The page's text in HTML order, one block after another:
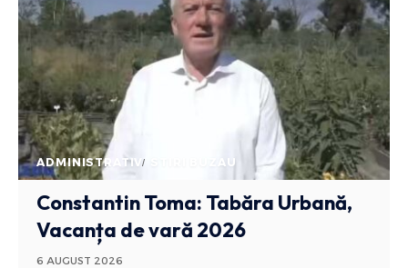
ADMINISTRATIV STIRI BUZAU
Constantin Toma: Tabăra Urbană,
Vacanța de vară 2026
6 AUGUST 2026